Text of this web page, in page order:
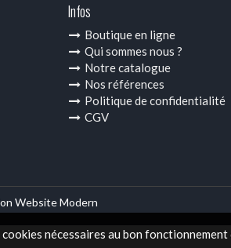
nécessaires au bon fonctionnement
Infos
Boutique en ligne
Qui sommes nous ?
Notre catalogue
Nos références
Politique de confidentialité
CGV
Website Modern